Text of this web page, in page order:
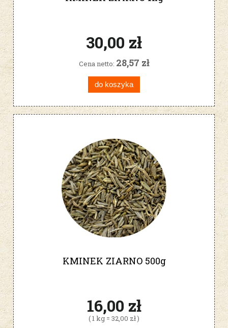
30,00 zł
Cena netto: 28,57 zł
do koszyka
KMINEK ZIARNO 500g
16,00 zł
( 1 kg = 32,00 zł )